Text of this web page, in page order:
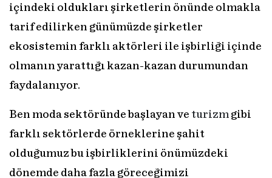
içindeki oldukları şirketlerin önünde olmakla
tarif edilirken günümüzde şirketler
ekosistemin farklı aktörleri ile işbirliği içinde
olmanın yarattığı kazan-kazan durumundan
faydalanıyor.
Ben moda sektöründe başlayan ve turizm gibi
farklı sektörlerde örneklerine şahit
olduğumuz bu işbirliklerini önümüzdeki
dönemde daha fazla göreceğimizi